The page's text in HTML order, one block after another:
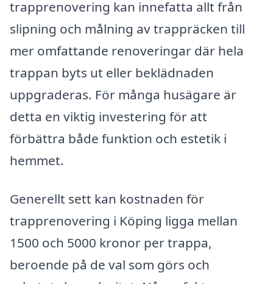
trapprenovering kan innefatta allt från
slipning och målning av trappräcken till
mer omfattande renoveringar där hela
trappan byts ut eller beklädnaden
uppgraderas. För många husägare är
detta en viktig investering för att
förbättra både funktion och estetik i
hemmet.
Generellt sett kan kostnaden för
trapprenovering i Köping ligga mellan
1500 och 5000 kronor per trappa,
beroende på de val som görs och